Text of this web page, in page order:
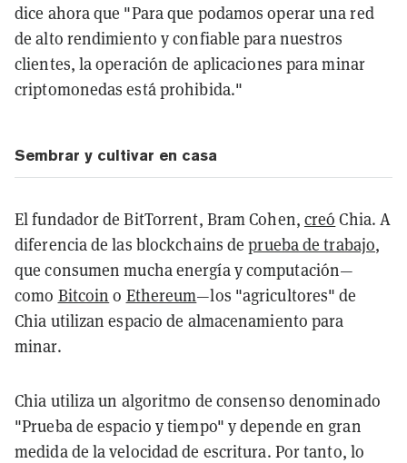
dice ahora que "Para que podamos operar una red
de alto rendimiento y confiable para nuestros
clientes, la operación de aplicaciones para minar
criptomonedas está prohibida."
Sembrar y cultivar en casa
El fundador de BitTorrent, Bram Cohen, creó Chia. A
diferencia de las blockchains deprueba de trabajo,
que consumen mucha energía y computación—
como Bitcoin o Ethereum—los "agricultores" de
Chia utilizan espacio de almacenamiento para
minar.
Chia utiliza un algoritmo de consenso denominado
"Prueba de espacio y tiempo" y depende en gran
medida de la velocidad de escritura. Por tanto, lo